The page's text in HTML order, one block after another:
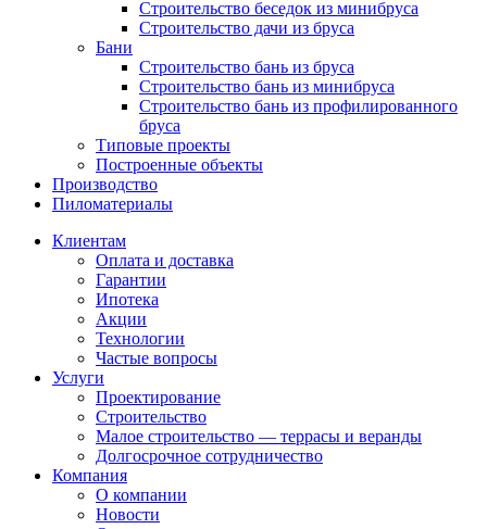
Строительство беседок из минибруса
Строительство дачи из бруса
Бани
Строительство бань из бруса
Строительство бань из минибруса
Строительство бань из профилированного
бруса
Типовые проекты
Построенные объекты
Производство
Пиломатериалы
Клиентам
Оплата и доставка
Гарантии
Ипотека
Акции
Технологии
Частые вопросы
Услуги
Проектирование
Строительство
Малое строительство — террасы и веранды
Долгосрочное сотрудничество
Компания
О компании
Новости